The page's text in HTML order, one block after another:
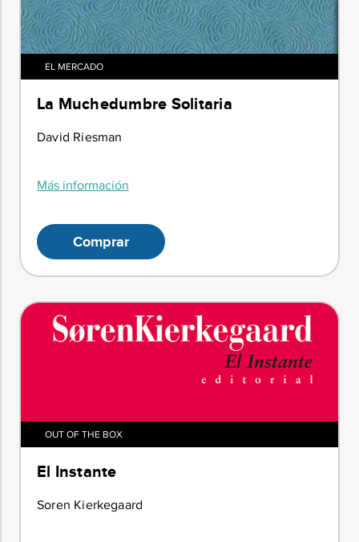
EL MERCADO
La Muchedumbre Solitaria
David Riesman
Más información
Comprar
OUT OF THE BOX
El Instante
Soren Kierkegaard